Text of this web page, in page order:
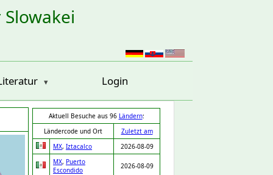
Login
Aktuell Besuche aus 96 Ländern:
Ländercode und Ort
Zuletzt am
MX, Iztacalco
2026-08-09
MX, Puerto
Escondido
2026-08-09